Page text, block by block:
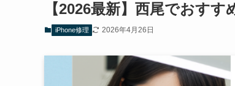
【2026最新】西尾でおす
iPhone修理 2026年4月26日